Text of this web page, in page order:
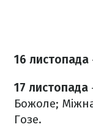
16 листопада
17 листопада
Божоле;
Гозе.